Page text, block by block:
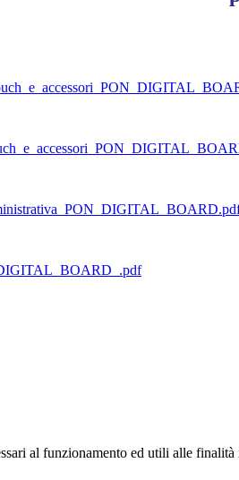
al funzionamento ed utili alle finalità